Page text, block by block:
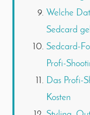
Welche
Sedcard
Sedcard-
Profi-
Das Profi-
Kosten